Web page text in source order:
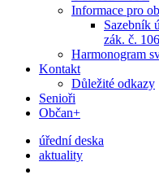
Informace pro
Sazebník
zák. č.
Harmonogram
Kontakt
Důležité odkazy
Senioři
Občan+
úřední deska
aktuality